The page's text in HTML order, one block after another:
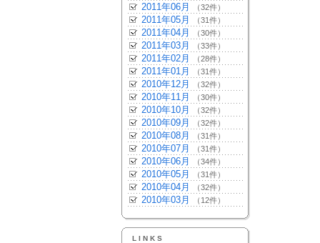
2011年06月 （32件）
2011年05月 （31件）
2011年04月 （30件）
2011年03月 （33件）
2011年02月 （28件）
2011年01月 （31件）
2010年12月 （32件）
2010年11月 （30件）
2010年10月 （32件）
2010年09月 （32件）
2010年08月 （31件）
2010年07月 （31件）
2010年06月 （34件）
2010年05月 （31件）
2010年04月 （32件）
2010年03月 （12件）
LINKS